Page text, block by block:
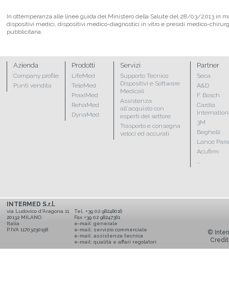
In ottemperanza alle linee guida del Ministero della Salute del 28/03/2013 in
dispositivi medici, dispositivi medico-diagnostici in vitro e presidi medico-
pubblicitaria.
Azienda
Company profile
Punti vendita
Prodotti
LifeMed
TeleMed
PraxiMed
RehaMed
DynaMed
Servizi
Supporto Tecnico
Dispositivi e Software
Medicali
Assistenza
all'acquisto con
esperti del settore
Trasporto e consegna
veloci ed accurati
Partner
Seca
A&D
F. Bosch
Cardia
3M
Beghelli
Lance
Acufirm
...
INTERMED S.r.l.
via Ludovico d'Aragona 11
20132 MILANO
Italia
P.IVA 11703230158
Tel. +39 02 98248016
Fax +39 02 98247361
e-mail: generale
e-mail: servizio commerciale
e-mail: assistenza tecnica
e-mail: qualità e affari regolatori
©